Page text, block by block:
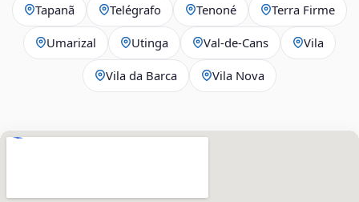
Tapanã Telégrafo Tenoné Terra Firme
Umarizal Utinga Val-de-Cans Vila
Vila da Barca Vila Nova